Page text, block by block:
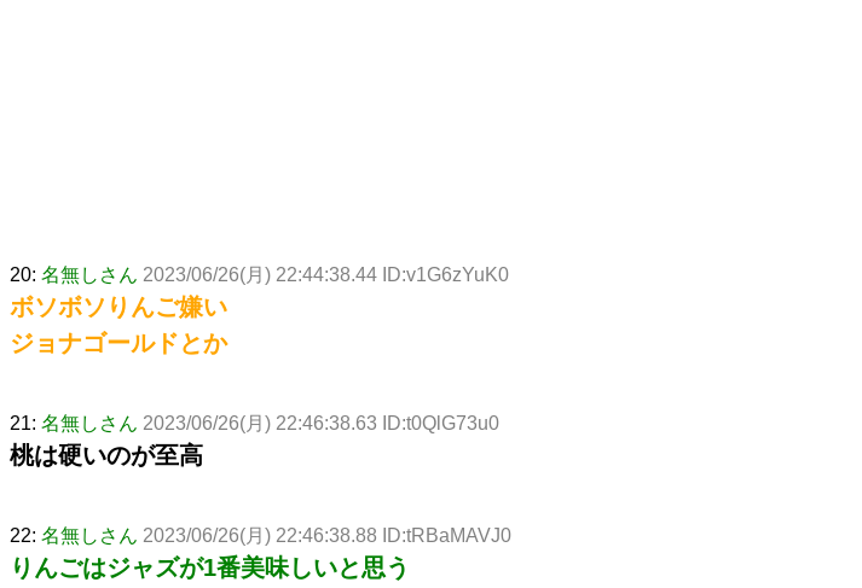
20: 名無しさん 2023/06/26(月) 22:44:38.44 ID:v1G6zYuK0
ボソボソりんご嫌い
ジョナゴールドとか
21: 名無しさん 2023/06/26(月) 22:46:38.63 ID:t0QlG73u0
桃は硬いのが至高
22: 名無しさん 2023/06/26(月) 22:46:38.88 ID:tRBaMAVJ0
りんごはジャズが1番美味しいと思う